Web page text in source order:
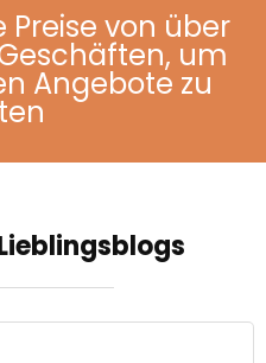
Preise von über
um
Angebote zu